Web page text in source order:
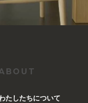
たしたちについて